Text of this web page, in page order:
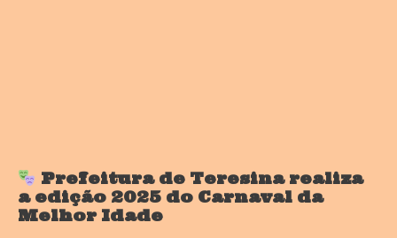
Prefeitura de Teresina realiza
a edição 2025 do Carnaval da
Melhor Idade